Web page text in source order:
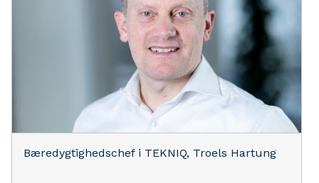
Bæredygtighedschef i TEKNIQ, Troels Hartung